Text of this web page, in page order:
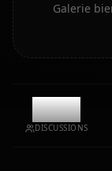
Galerie
11.1k
DISCUSSIONS